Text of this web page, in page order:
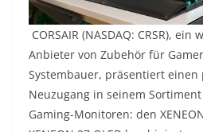
CORSAIR (NASDAQ: CRSR),
Anbieter von Zubehör für
Systembauer, präsentiert
Neuzugang in seinem
Gaming-Monitoren: den